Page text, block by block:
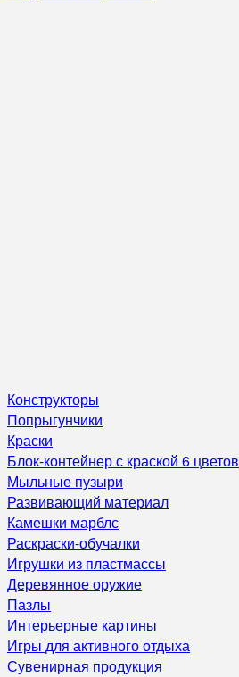
Конструкторы
Попрыгунчики
Краски
Блок-контейнер с краской 6 цветов
Мыльные пузыри
Развивающий материал
Камешки марблс
Раскраски-обучалки
Игрушки из пластмассы
Деревянное оружие
Пазлы
Интерьерные картины
Игры для активного отдыха
Сувенирная продукция